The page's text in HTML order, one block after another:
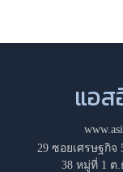
แอส
29 ซอยเศรษฐกิจ
38 หมู่ที่ 1 ต